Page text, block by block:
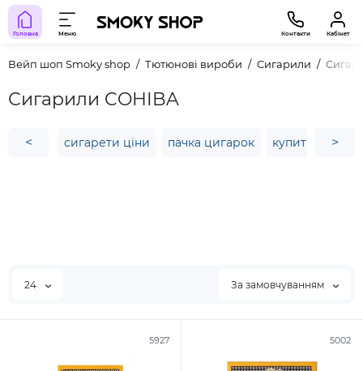
Головна Меню Контакти Кабінет
Вейп шоп Smoky shop Тютюнові вироби Сигарили
Сигарили COHIBA
< сигарети ціни пачка цигарок купити >
24 За замовчуванням
5927 5002